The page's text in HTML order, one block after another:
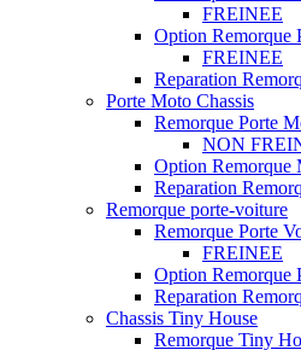
FREINEE
Option Remorque
FREINEE
Reparation
Porte Moto Chassis
Remorque Porte
NON
Option Remorque
Reparation
Remorque porte-voiture
Remorque Porte
FREINEE
Option Remorque
Reparation
Chassis Tiny House
Remorque Tiny